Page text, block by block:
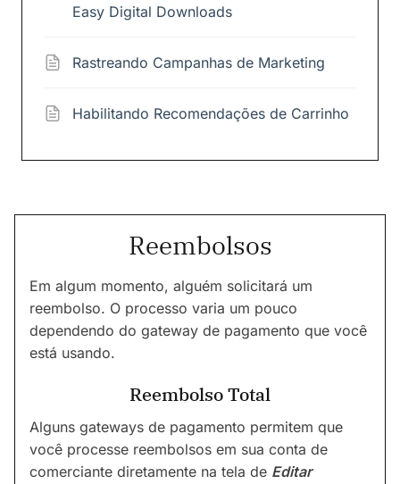
Easy Digital Downloads
Rastreando Campanhas de Marketing
Habilitando Recomendações de Carrinho
Reembolsos
Em algum momento, alguém solicitará um
reembolso. O processo varia um pouco
dependendo do gateway de pagamento que você
está usando.
Reembolso Total
Alguns gateways de pagamento permitem que
você processe reembolsos em sua conta de
comerciante diretamente na tela de Editar